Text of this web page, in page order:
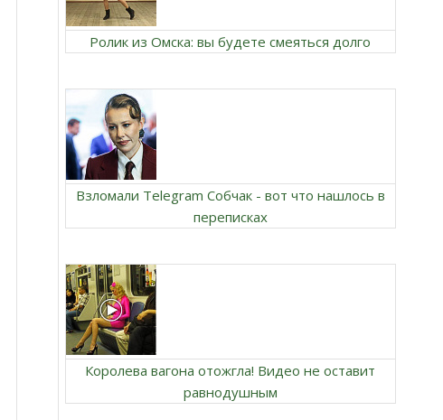
Ролик из Омска: вы будете смеяться долго
Взломали Telegram Собчак - вот что нашлось в
переписках
Королева вагона отожгла! Видео не оставит
равнодушным